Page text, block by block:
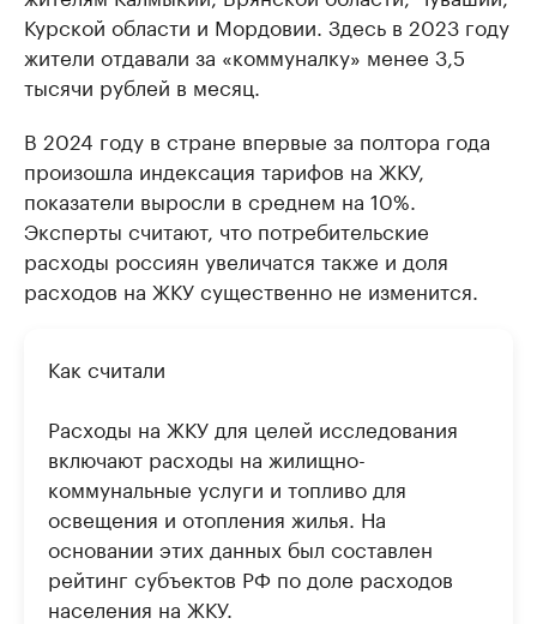
Курской области и Мордовии. Здесь в 2023 году
жители отдавали за «коммуналку» менее 3,5
тысячи рублей в месяц.
В 2024 году в стране впервые за полтора года
произошла индексация тарифов на ЖКУ,
показатели выросли в среднем на 10%.
Эксперты считают, что потребительские
расходы россиян увеличатся также и доля
расходов на ЖКУ существенно не изменится.
Как считали
Расходы на ЖКУ для целей исследования
включают расходы на жилищно-
коммунальные услуги и топливо для
освещения и отопления жилья. На
основании этих данных был составлен
рейтинг субъектов РФ по доле расходов
населения на ЖКУ.